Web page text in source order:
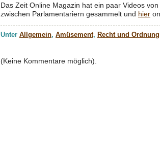
Das Zeit Online Magazin hat ein paar Videos
zwischen Parlamentariern gesammelt und hier
Unter Allgemein, Amüsement, Recht und Ordnung
(Keine Kommentare möglich).